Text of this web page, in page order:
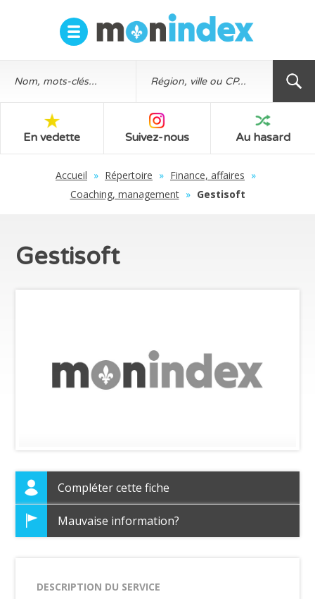
En vedette Suivez-nous Au hasard
Accueil » Répertoire » Finance, affaires »
Coaching, management » Gestisoft
Gestisoft
Compléter cette fiche
Mauvaise information?
DESCRIPTION DU SERVICE